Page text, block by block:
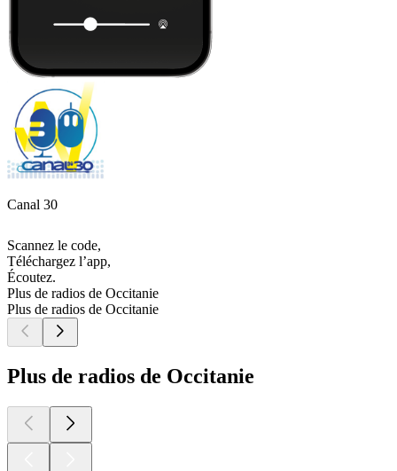
Canal 30
Scannez le code,
Téléchargez l’app,
Écoutez.
Plus de radios de Occitanie
Plus de radios de Occitanie
Plus de radios de Occitanie